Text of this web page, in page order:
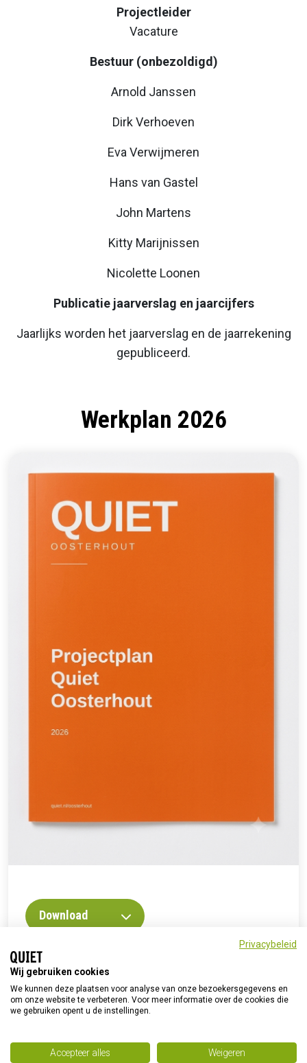
Projectleider
Vacature
Bestuur (onbezoldigd)
Arnold Janssen
Dirk Verhoeven
Eva Verwijmeren
Hans van Gastel
John Martens
Kitty Marijnissen
Nicolette Loonen
Publicatie jaarverslag en jaarcijfers
Jaarlijks worden het jaarverslag en de jaarrekening
gepubliceerd.
Werkplan 2026
Download
© Quiet 2026 Privacyverklaring
Privacybeleid
Wij gebruiken cookies
We kunnen deze plaatsen voor analyse van onze bezoekersgegevens en
om onze website te verbeteren. Voor meer informatie over de cookies die
we gebruiken opent u de instellingen.
Accepteer alles Weigeren